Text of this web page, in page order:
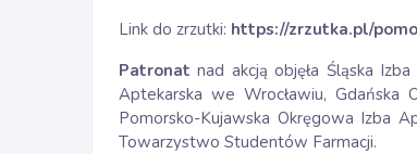
Link do zrzutki: https://zrzutka.pl/
Patronatnad akcją objęła Śląska
Aptekarska we Wrocławiu, Gdańska
Pomorsko-Kujawska Okręgowa Izba
Towarzystwo Studentów Farmacji.